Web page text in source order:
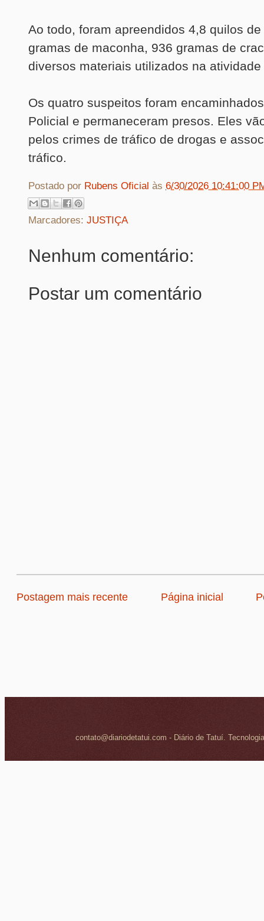
Ao todo, foram apreendidos 4,8 quilos
gramas de maconha, 936 gramas de
diversos materiais utilizados na
Os quatro suspeitos foram
Policial e permaneceram presos. Eles
pelos crimes de tráfico de drogas e
tráfico.
Postado por Rubens Oficial às 6/30/2026 10:41:00
Marcadores: JUSTIÇA
Nenhum comentário:
Postar um comentário
Postagem mais recente Página inicial
contato@diariodetatui.com - Diário de Tatuí.